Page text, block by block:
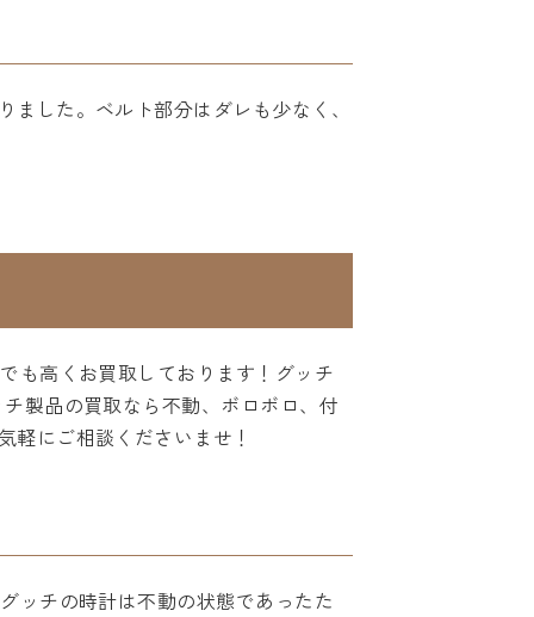
した。ベルト部分はダレも少なく、
も高くお買取しております！グッチ
製品の買取なら不動、ボロボロ、付
にご相談くださいませ！
ッチの時計は不動の状態であったた